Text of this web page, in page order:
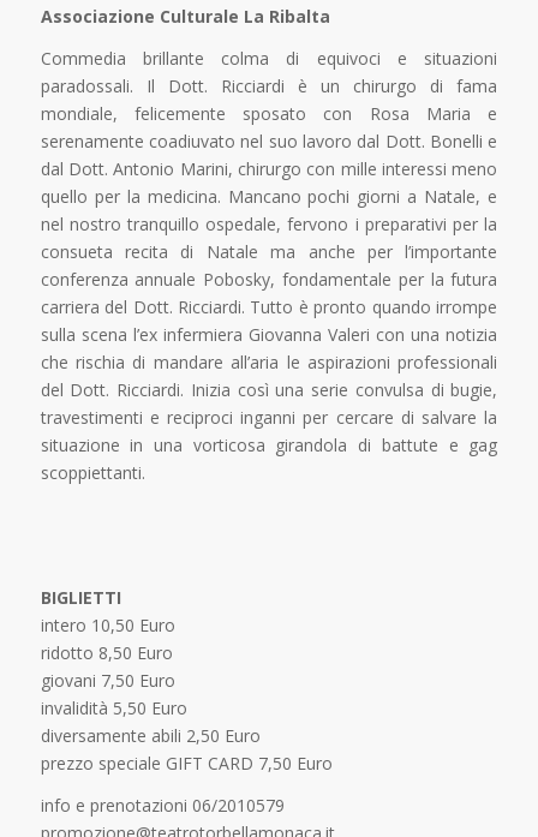
Associazione Culturale La Ribalta
Commedia brillante colma di equivoci e situazioni
paradossali. Il Dott. Ricciardi è un chirurgo di fama
mondiale, felicemente sposato con Rosa Maria e
serenamente coadiuvato nel suo lavoro dal Dott. Bonelli e
dal Dott. Antonio Marini, chirurgo con mille interessi meno
quello per la medicina. Mancano pochi giorni a Natale, e
nel nostro tranquillo ospedale, fervono i preparativi per la
consueta recita di Natale ma anche per l’importante
conferenza annuale Pobosky, fondamentale per la futura
carriera del Dott. Ricciardi. Tutto è pronto quando irrompe
sulla scena l’ex infermiera Giovanna Valeri con una notizia
che rischia di mandare all’aria le aspirazioni professionali
del Dott. Ricciardi. Inizia così una serie convulsa di bugie,
travestimenti e reciproci inganni per cercare di salvare la
situazione in una vorticosa girandola di battute e gag
scoppiettanti.
BIGLIETTI
intero 10,50 Euro
ridotto 8,50 Euro
giovani 7,50 Euro
invalidità 5,50 Euro
diversamente abili 2,50 Euro
prezzo speciale GIFT CARD 7,50 Euro
info e prenotazioni 06/2010579